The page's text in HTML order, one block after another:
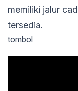
memiliki jalur
tersedia.
tombol